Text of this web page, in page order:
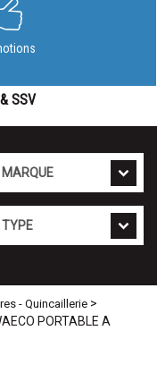
SSV
- Quincaillerie >
PORTABLE A